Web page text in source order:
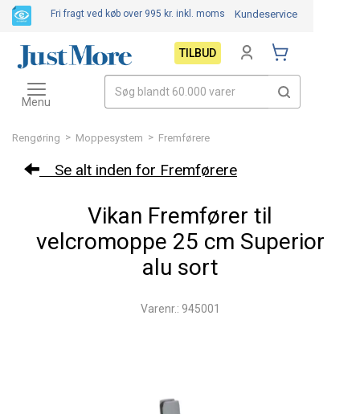
Rengøring > Moppesystem > Fremførere
Se alt inden for Fremførere
Vikan Fremfører til
velcromoppe 25 cm Superior
alu sort
Varenr.: 945001
Fri fragt ved køb over 995 kr. inkl. moms Kundeservice
TILBUD
Toggle
navigation
Menu